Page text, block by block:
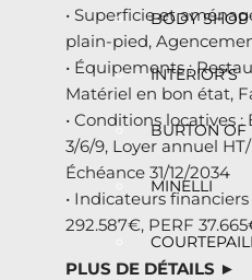
BODY SHOP
INTERIOR’S
BURTON OF
MINELLI
• Superficie et
plain-pied,
• Équipements :
Matériel en bon état,
• Conditions locatives
3/6/9, Loyer annuel
Échéance 31/12/2034
• Indicateurs
292.587€, PERF
PLUS DE DÉTAILS ►